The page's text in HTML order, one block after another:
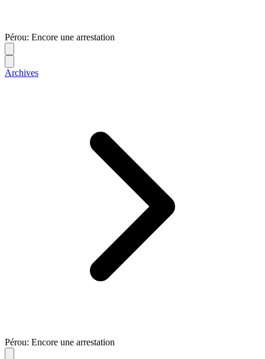
Pérou: Encore une arrestation
Archives
Pérou: Encore une arrestation